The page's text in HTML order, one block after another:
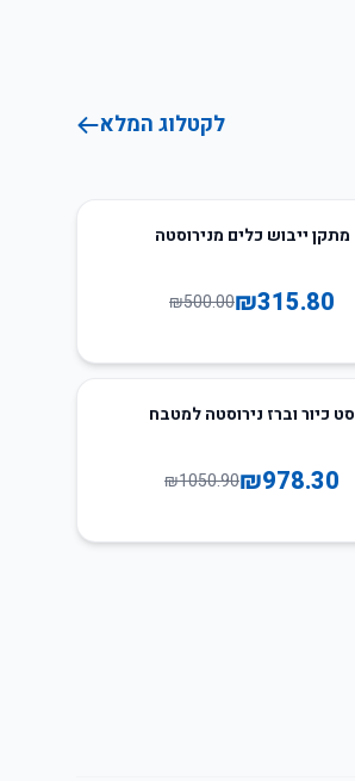
לקטלוג המלא
מתקן ייבוש כלים מנירוסטה
₪315.80
₪500.00
סט כיור וברז נירוסטה למטבח
₪978.30
₪1050.90